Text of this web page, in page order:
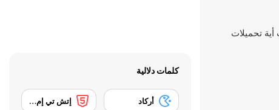
كلمات دلالية
أركاد إتش تي إم إل 5